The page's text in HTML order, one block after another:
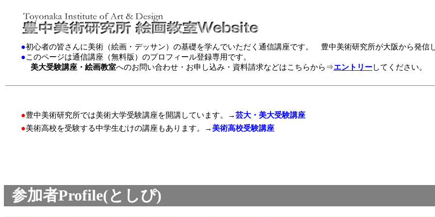
●初心者の皆さんに美術（絵画・デッサン）の基礎を学んでいただく通信講座です。 豊中美術研究所が大阪から発信
●このページは通信講座（無料版）のプロフィール登録専用です。
美大受験講座・絵画教室へのお問い合わせ・お申し込み・資料請求などはこちらから⇒エントリーしてください。
●豊中美術研究所では美術大学受験講座を開講しています。→芸大・美大受験講座
●美術高校を受験する中学生むけの講座もあります。→ 美術高校受験講座
参加者Profile(としぴ)